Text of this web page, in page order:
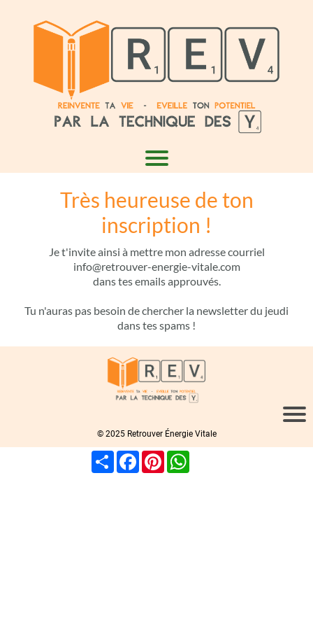
Très heureuse de ton
inscription !
Je t'invite ainsi à mettre mon adresse courriel
info@retrouver-energie-vitale.com
dans tes emails approuvés.
Tu n'auras pas besoin de chercher la newsletter du jeudi
dans tes spams !
© 2025 Retrouver Énergie Vitale
Share FacebookPinterest